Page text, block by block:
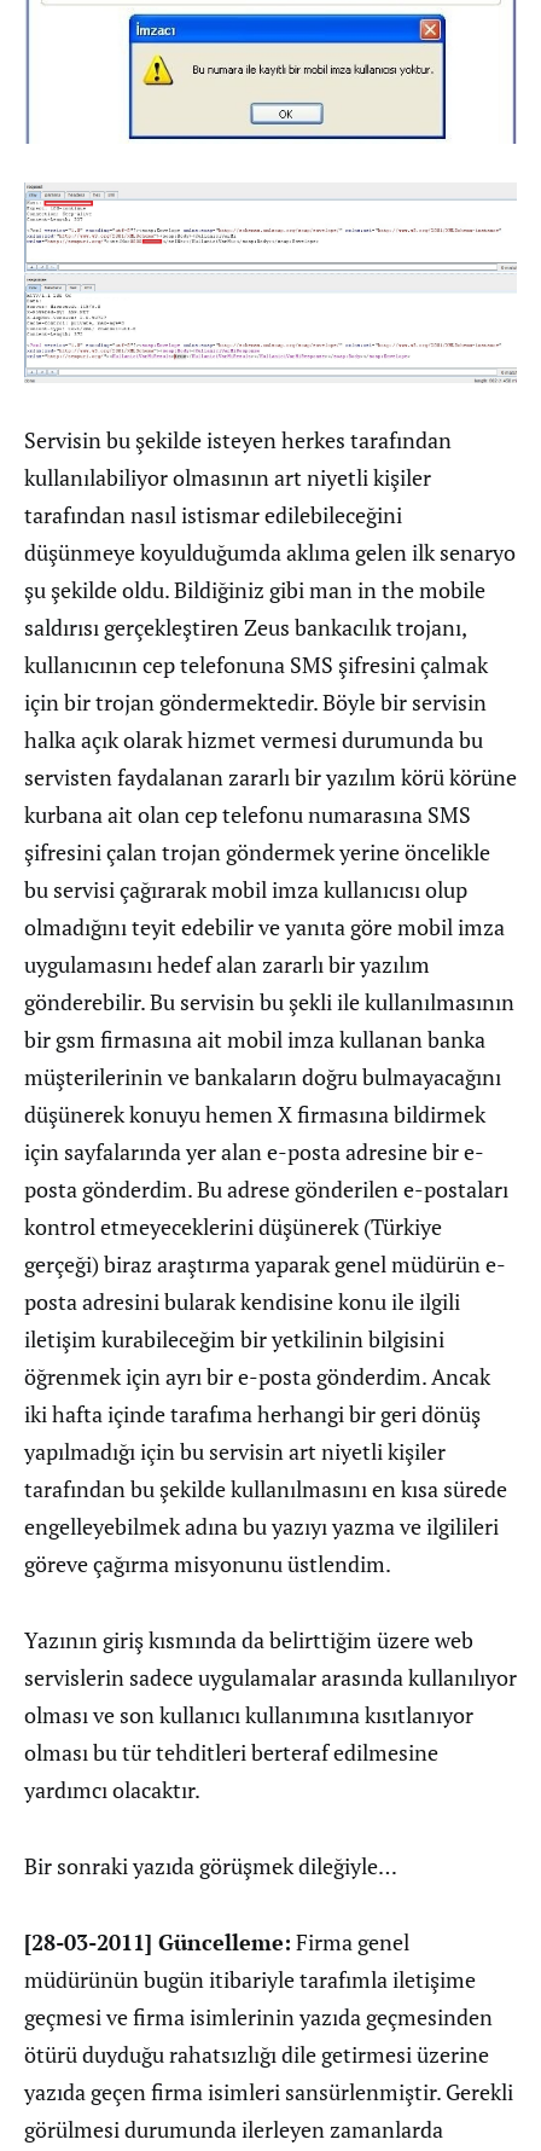
Servisin bu şekilde isteyen herkes tarafından
kullanılabiliyor olmasının art niyetli kişiler
tarafından nasıl istismar edilebileceğini
düşünmeye koyulduğumda aklıma gelen ilk senaryo
şu şekilde oldu. Bildiğiniz gibi man in the mobile
saldırısı gerçekleştiren Zeus bankacılık trojanı,
kullanıcının cep telefonuna SMS şifresini çalmak
için bir trojan göndermektedir. Böyle bir servisin
halka açık olarak hizmet vermesi durumunda bu
servisten faydalanan zararlı bir yazılım körü körüne
kurbana ait olan cep telefonu numarasına SMS
şifresini çalan trojan göndermek yerine öncelikle
bu servisi çağırarak mobil imza kullanıcısı olup
olmadığını teyit edebilir ve yanıta göre mobil imza
uygulamasını hedef alan zararlı bir yazılım
gönderebilir. Bu servisin bu şekli ile kullanılmasının
bir gsm firmasına ait mobil imza kullanan banka
müşterilerinin ve bankaların doğru bulmayacağını
düşünerek konuyu hemen X firmasına bildirmek
için sayfalarında yer alan e-posta adresine bir e-
posta gönderdim. Bu adrese gönderilen e-postaları
kontrol etmeyeceklerini düşünerek (Türkiye
gerçeği) biraz araştırma yaparak genel müdürün e-
posta adresini bularak kendisine konu ile ilgili
iletişim kurabileceğim bir yetkilinin bilgisini
öğrenmek için ayrı bir e-posta gönderdim. Ancak
iki hafta içinde tarafıma herhangi bir geri dönüş
yapılmadığı için bu servisin art niyetli kişiler
tarafından bu şekilde kullanılmasını en kısa sürede
engelleyebilmek adına bu yazıyı yazma ve ilgilileri
göreve çağırma misyonunu üstlendim.
Yazının giriş kısmında da belirttiğim üzere web
servislerin sadece uygulamalar arasında kullanılıyor
olması ve son kullanıcı kullanımına kısıtlanıyor
olması bu tür tehditleri berteraf edilmesine
yardımcı olacaktır.
Bir sonraki yazıda görüşmek dileğiyle…
[28-03-2011] Güncelleme: Firma genel
müdürünün bugün itibariyle tarafımla iletişime
geçmesi ve firma isimlerinin yazıda geçmesinden
ötürü duyduğu rahatsızlığı dile getirmesi üzerine
yazıda geçen firma isimleri sansürlenmiştir. Gerekli
görülmesi durumunda ilerleyen zamanlarda